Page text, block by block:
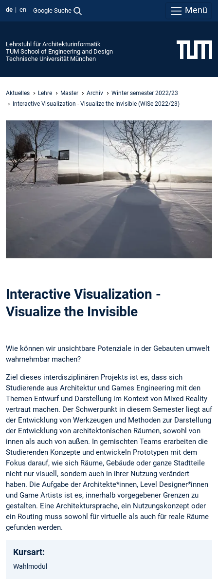
de en Google Suche Menü
Lehrstuhl für Architekturinformatik
TUM School of Engineering and Design
Technische Universität München
Aktuelles Lehre Master Archiv
Winter semester 2022/23
Interactive Visualization - Visualize the Invisible (WiSe 2022/23)
Interactive Visualization -
Visualize the Invisible
Wie können wir unsichtbare Potenziale in der Gebauten umwelt
wahrnehmbar machen?
Ziel dieses interdisziplinären Projekts ist es, dass sich
Studierende aus Architektur und Games Engineering mit den
Themen Entwurf und Darstellung im Kontext von Mixed Reality
vertraut machen. Der Schwerpunkt in diesem Semester liegt auf
der Entwicklung von Werkzeugen und Methoden zur Darstellung
der Entwicklung von architektonischen Räumen, sowohl von
innen als auch von außen. In gemischten Teams erarbeiten die
Studierenden Konzepte und entwickeln Prototypen mit dem
Fokus darauf, wie sich Räume, Gebäude oder ganze Stadtteile
nicht nur visuell, sondern auch in ihrer Nutzung verändert
haben. Die Aufgabe der Architekte*innen, Level Designer*innen
und Game Artists ist es, innerhalb vorgegebener Grenzen zu
gestalten. Eine Architektursprache, ein Nutzungskonzept oder
ein Routing muss sowohl für virtuelle als auch für reale Räume
gefunden werden.
Kursart:
Wahlmodul